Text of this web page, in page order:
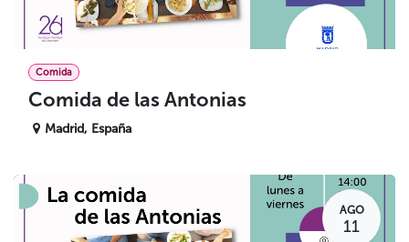
Comida
Comida de las Antonias
Madrid, España
AGO
11